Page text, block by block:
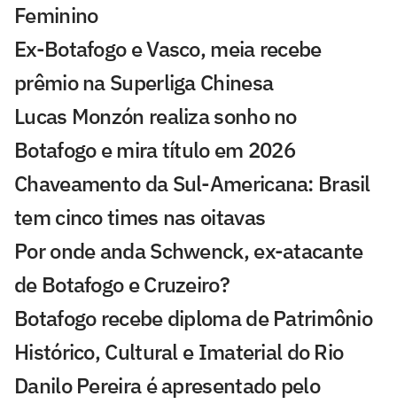
Feminino
Ex-Botafogo e Vasco, meia recebe
prêmio na Superliga Chinesa
Lucas Monzón realiza sonho no
Botafogo e mira título em 2026
Chaveamento da Sul-Americana: Brasil
tem cinco times nas oitavas
Por onde anda Schwenck, ex-atacante
de Botafogo e Cruzeiro?
Botafogo recebe diploma de Patrimônio
Histórico, Cultural e Imaterial do Rio
Danilo Pereira é apresentado pelo